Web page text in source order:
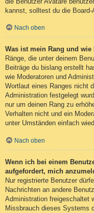
kannst, solltest du die Board-
Nach oben
Was ist mein Rang und
Ränge, die unter deinem
Beiträge du bislang erstellt
wie Moderatoren und
Wortlaut eines Ranges nicht
Administration festgelegt
nur um deinen Rang zu
Verhalten nicht und ein
unter Umständen einfach
Nach oben
Wenn ich bei einem
aufgefordert, mich
Nur registrierte Benutzer
Nachrichten an andere
Administration freigeschaltet
Missbrauch dieses Systems